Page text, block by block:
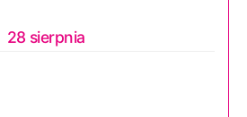
28 sierpnia